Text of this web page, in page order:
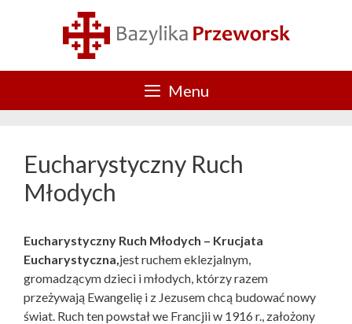
Menu
Eucharystyczny Ruch
Młodych
Eucharystyczny Ruch Młodych – Krucjata
Eucharystyczna,jest ruchem eklezjalnym,
gromadzącym dzieci i młodych, którzy razem
przeżywają Ewangelię i z Jezusem chcą budować nowy
świat. Ruch ten powstał we Francjii w 1916 r., założony